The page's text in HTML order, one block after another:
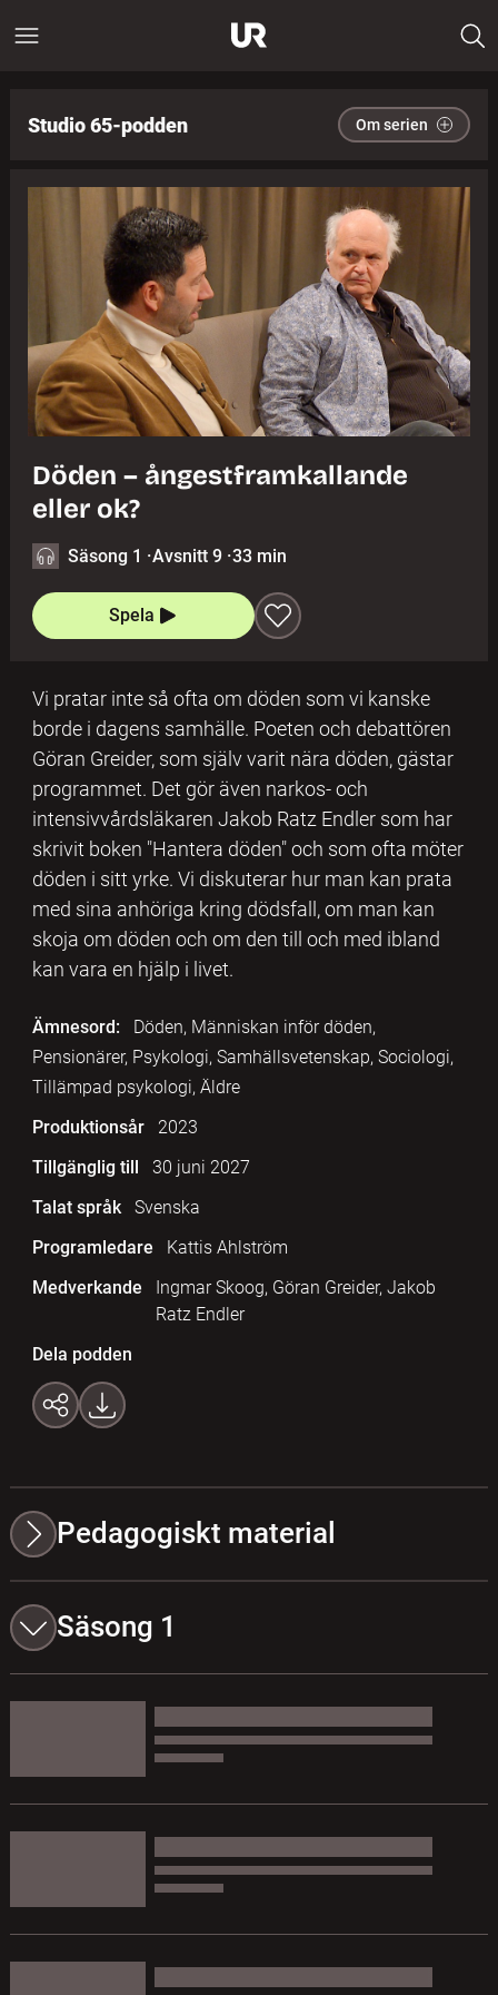
Studio 65-podden Om serien
Döden – ångestframkallande
eller ok?
Säsong 1 ·Avsnitt 9 ·33 min
Spela
Vi pratar inte så ofta om döden som vi kanske
borde i dagens samhälle. Poeten och debattören
Göran Greider, som själv varit nära döden, gästar
programmet. Det gör även narkos- och
intensivvårdsläkaren Jakob Ratz Endler som har
skrivit boken "Hantera döden" och som ofta möter
döden i sitt yrke. Vi diskuterar hur man kan prata
med sina anhöriga kring dödsfall, om man kan
skoja om döden och om den till och med ibland
kan vara en hjälp i livet.
Ämnesord:
Döden, Människan inför döden,
Pensionärer, Psykologi, Samhällsvetenskap, Sociologi,
Tillämpad psykologi, Äldre
Produktionsår
2023
Tillgänglig till
30 juni 2027
Talat språk
Svenska
Programledare
Kattis Ahlström
Medverkande
Ingmar Skoog, Göran Greider, Jakob
Ratz Endler
Dela podden
Pedagogiskt material
Säsong 1